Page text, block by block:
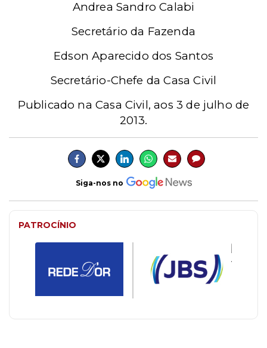
Andrea Sandro Calabi
Secretário da Fazenda
Edson Aparecido dos Santos
Secretário-Chefe da Casa Civil
Publicado na Casa Civil, aos 3 de julho de
2013.
Siga-nos no
PATROCÍNIO